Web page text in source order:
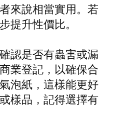
來說相當實用。若
升性價比。
認是否有蟲害或漏
業登記，以確保合
泡紙，這樣能更好
樣品，記得選擇有